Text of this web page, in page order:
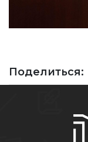
Поделиться: